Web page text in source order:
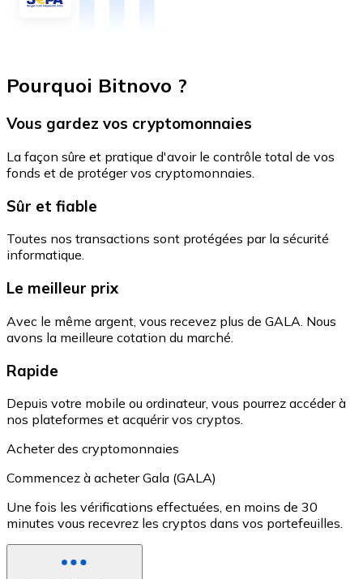
Pourquoi Bitnovo ?
Vous gardez vos cryptomonnaies
La façon sûre et pratique d'avoir le contrôle total de vos
fonds et de protéger vos cryptomonnaies.
Sûr et fiable
Toutes nos transactions sont protégées par la sécurité
informatique.
Le meilleur prix
Avec le même argent, vous recevez plus de GALA. Nous
avons la meilleure cotation du marché.
Rapide
Depuis votre mobile ou ordinateur, vous pourrez accéder à
nos plateformes et acquérir vos cryptos.
Acheter des cryptomonnaies
Commencez à acheter Gala (GALA)
Une fois les vérifications effectuées, en moins de 30
minutes vous recevrez les cryptos dans vos portefeuilles.